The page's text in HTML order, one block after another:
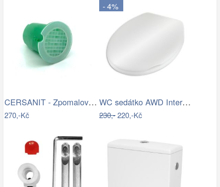
CERSANIT - Zpomalovač vody do WC mísy…
270,-Kč
- 4%
WC sedátko AWD Interior polypropylen…
230,-220,-Kč